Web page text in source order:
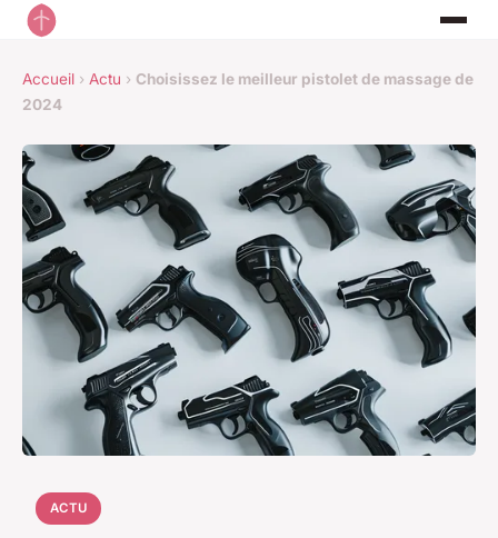
Accueil › Actu › Choisissez le meilleur pistolet de massage de
2024
ACTU